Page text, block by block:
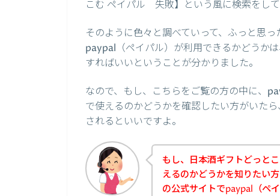
こむ ペイパル 失敗】という風に検索をして
そのように色々と調べていって、ふっと思
paypal（ペイパル）が利用できるかどうか
すればいいということが分かりました。
なので、もし、こちらをご覧の方の中に、
で使えるのかどうかを確認したい方がいた
されるといいですよ。
もし、日本酒ギフトどっと
えるのかどうかを知りたい
の公式サイトでpaypal（ペ